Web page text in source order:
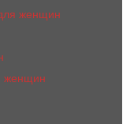
женщин
женщин